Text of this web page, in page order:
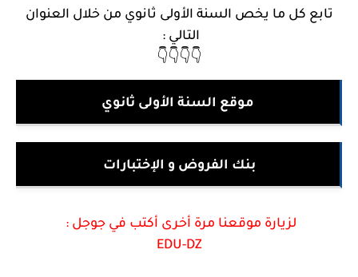
تابع كل ما يخص السنة الأولى ثانوي من خلال العنوان
التالي :
👇👇👇👇
موقع السنة الأولى ثانوي
بنك الفروض و الإختبارات
لزيارة موقعنا مرة أخرى أكتب في جوجل :
EDU-DZ